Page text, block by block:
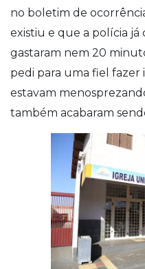
no boletim de
existiu e que a polícia já
gastaram nem 20
pedi para uma fiel
estavam
também acabaram